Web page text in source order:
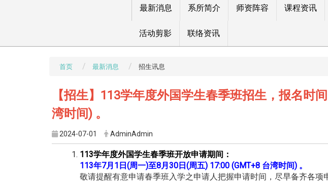
最新消息 系所简介 师资阵容 课程资讯
活动剪影 联络资讯
首页 最新消息 招生讯息
【招生】113学年度外国学生春季班招生，报名时
湾时间) 。
2024-07-01 AdminAdmin
113学年度外国学生春季班开放申请期间：
113年7月1日(周一)至8月30日(周五) 17:00 (GMT+8 台湾时间) 。
敬请提醒有意申请春季班入学之申请人把握申请时间，尽早备齐各项